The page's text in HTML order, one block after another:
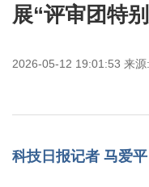
展“评审团特
2026-05-12 19:01:53 来源:
科技日报记者 马爱平